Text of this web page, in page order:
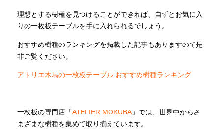
理想とする樹種を見つけることができれば、自ずとお気に入
りの一枚板テーブルを手に入れられるでしょう。
おすすめ樹種のランキングを掲載した記事もありますので是
非ご覧ください。
アトリエ木馬の一枚板テーブル おすすめ樹種ランキング
一枚板の専門店「ATELIER MOKUBA 」では、世界中からさ
まざまな樹種を集めて取り揃えています。